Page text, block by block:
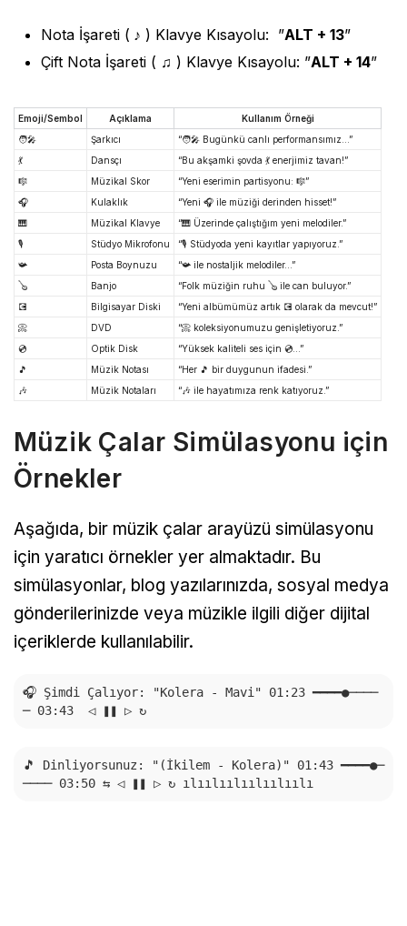
Nota İşareti ( ♪ ) Klavye Kısayolu: ”ALT + 13”
Çift Nota İşareti ( ♫ ) Klavye Kısayolu: ”ALT + 14”
Emoji/Sembol Açıklama
Kullanım Örneği
🧑‍🎤
Şarkıcı
“🧑‍🎤 Bugünkü canlı performansımız…”
💃
Dansçı
“Bu akşamki şovda 💃 enerjimiz tavan!”
🎼
Müzikal Skor
“Yeni eserimin partisyonu: 🎼”
🎧
Kulaklık
“Yeni 🎧 ile müziği derinden hisset!”
🎹
Müzikal Klavye
“🎹 Üzerinde çalıştığım yeni melodiler.”
🎙️
Stüdyo Mikrofonu
“🎙️ Stüdyoda yeni kayıtlar yapıyoruz.”
📯
Posta Boynuzu
“📯 ile nostaljik melodiler…”
🪕
Banjo
“Folk müziğin ruhu 🪕 ile can buluyor.”
💽
Bilgisayar Diski
“Yeni albümümüz artık 💽 olarak da mevcut!”
📀
DVD
“📀 koleksiyonumuzu genişletiyoruz.”
💿
Optik Disk
“Yüksek kaliteli ses için 💿…”
🎵
Müzik Notası
“Her 🎵 bir duygunun ifadesi.”
🎶
Müzik Notaları “🎶 ile hayatımıza renk katıyoruz.”
Müzik Çalar Simülasyonu için
Örnekler
Aşağıda, bir müzik çalar arayüzü simülasyonu
için yaratıcı örnekler yer almaktadır. Bu
simülasyonlar, blog yazılarınızda, sosyal medya
gönderilerinizde veya müzikle ilgili diğer dijital
içeriklerde kullanılabilir.
🎧 Şimdi Çalıyor: "Kolera - Mavi" 01:23 ━━━━●────
🎵 Dinliyorsunuz: "(İkilem - Kolera)" 01:43 ━━━━●─
──── 03:50 ⇆ ◁ ❚❚ ▷ ↻ ılıılıılıılıılıılı